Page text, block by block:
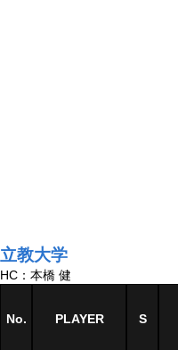
立教大学
HC：本橋 健
No. PLAYER S